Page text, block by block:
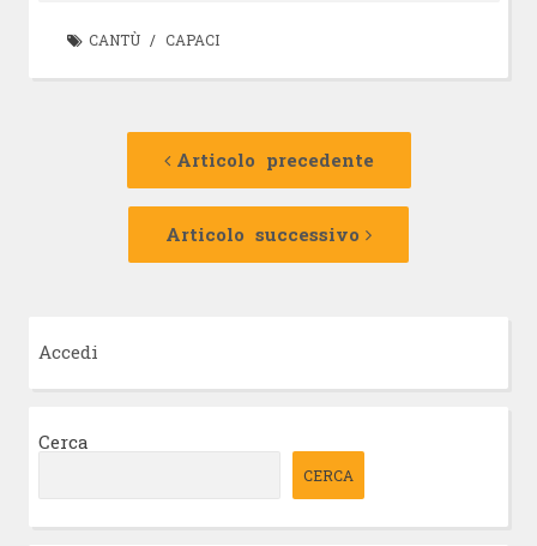
CANTÙ/ CAPACI
Navigazione
Articolo precedente
Articolo
Articolo successivo
Articolo
Accedi
Cerca
CERCA